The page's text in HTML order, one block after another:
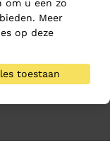
om u een zo
Meer
op deze
toestaan